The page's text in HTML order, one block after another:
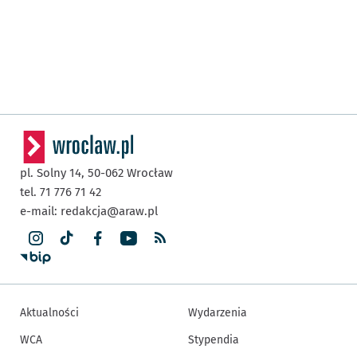
pl. Solny 14, 50-062 Wrocław
tel. 71 776 71 42
e-mail: redakcja@araw.pl
Aktualności
WCA
Wydarzenia
Stypendia